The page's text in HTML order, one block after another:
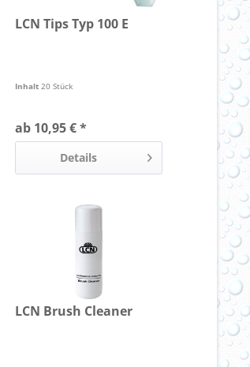
LCN Tips Typ 100 E
Inhalt 20 Stück
ab 10,95 € *
Details
LCN Brush Cleaner